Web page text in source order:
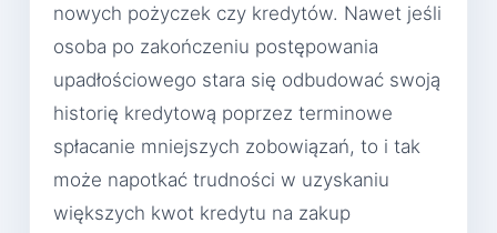
nowych pożyczek czy kredytów. Nawet jeśli
osoba po zakończeniu postępowania
upadłościowego stara się odbudować swoją
historię kredytową poprzez terminowe
spłacanie mniejszych zobowiązań, to i tak
może napotkać trudności w uzyskaniu
większych kwot kredytu na zakup